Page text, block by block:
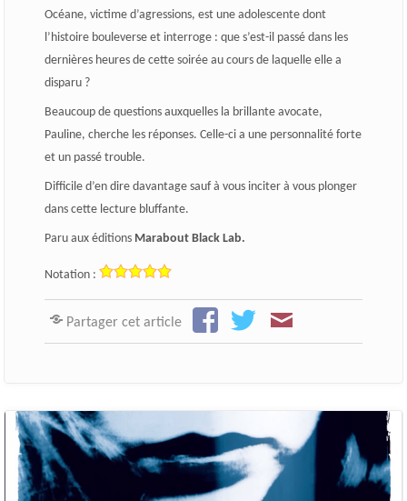
Océane, victime d’agressions, est une adolescente dont
l’histoire bouleverse et interroge : que s’est-il passé dans les
dernières heures de cette soirée au cours de laquelle elle a
disparu ?
Beaucoup de questions auxquelles la brillante avocate,
Pauline, cherche les réponses. Celle-ci a une personnalité forte
et un passé trouble.
Difficile d’en dire davantage sauf à vous inciter à vous plonger
dans cette lecture bluffante.
Paru aux éditions Marabout Black Lab.
Notation :
Partager cet article